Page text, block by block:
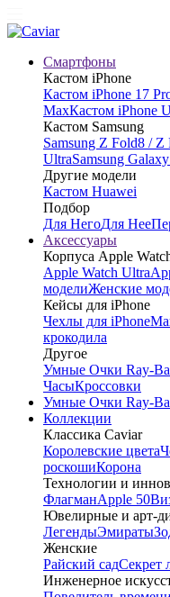
Смартфоны
Кастом iPhone
Кастом iPhone 17
MaxКастом iPhone
Кастом Samsung
Samsung Z Fold8 / Z
UltraSamsung
Другие модели
Кастом Huawei
Подбор
Для НегоДля Нее
Аксессуары
Корпуса Apple
Apple Watch Ultra
моделиЖенские
Кейсы для iPhone
Чехлы для iPhone
крокодила
Другое
Умные Очки Ray-
ЧасыКроссовки
Умные Очки Ray-
Коллекции
Классика Caviar
Королевские цвета
роскошиКорона
Технологии и
ФлагманApple 50
Ювелирные и арт-
ЛегендыЭмираты
Женские
Райский садСекрет
Инженерное